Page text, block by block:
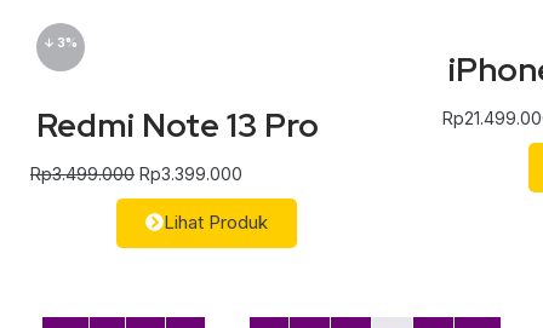
↓ 3%
Redmi Note 13 Pro
Rp3.499.000 Rp3.399.000
Lihat Produk
Rp